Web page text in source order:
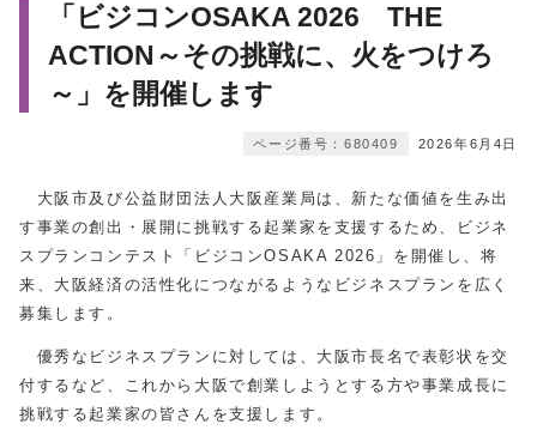
「ビジコンOSAKA 2026 THE
ACTION～その挑戦に、火をつけろ
～」を開催します
2026年6月4日
ページ番号：680409
大阪市及び公益財団法人大阪産業局は、新たな価値を生み出
す事業の創出・展開に挑戦する起業家を支援するため、ビジネ
スプランコンテスト「ビジコンOSAKA 2026」を開催し、将
来、大阪経済の活性化につながるようなビジネスプランを広く
募集します。
優秀なビジネスプランに対しては、大阪市長名で表彰状を交
付するなど、これから大阪で創業しようとする方や事業成長に
挑戦する起業家の皆さんを支援します。